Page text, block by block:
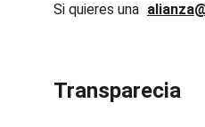
Si quieres una
Transparecia